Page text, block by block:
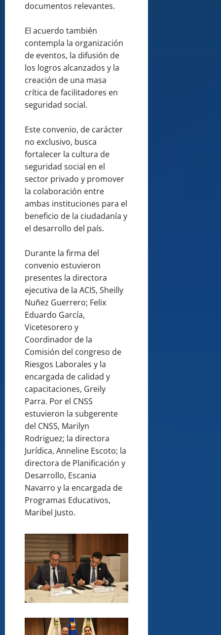
documentos relevantes.
El acuerdo también
contempla la organización
de eventos, la difusión de
los logros alcanzados y la
creación de una masa
crítica de facilitadores en
seguridad social.
Este convenio, de carácter
no exclusivo, busca
fortalecer la cultura de
seguridad social en el
sector privado y promover
la colaboración entre
ambas instituciones para el
beneficio de la ciudadanía y
el desarrollo del país.
Durante la firma del
convenio estuvieron
presentes la directora
ejecutiva de la ACIS, Sheilly
Nuñez Guerrero; Felix
Eduardo García,
Vicetesorero y
Coordinador de la
Comisión del congreso de
Riesgos Laborales y la
encargada de calidad y
capacitaciones, Greily
Parra. Por el CNSS
estuvieron la subgerente
del CNSS, Marilyn
Rodriguez; la directora
Jurídica, Anneline Escoto; la
directora de Planificación y
Desarrollo, Escania
Navarro y la encargada de
Programas Educativos,
Maribel Justo.